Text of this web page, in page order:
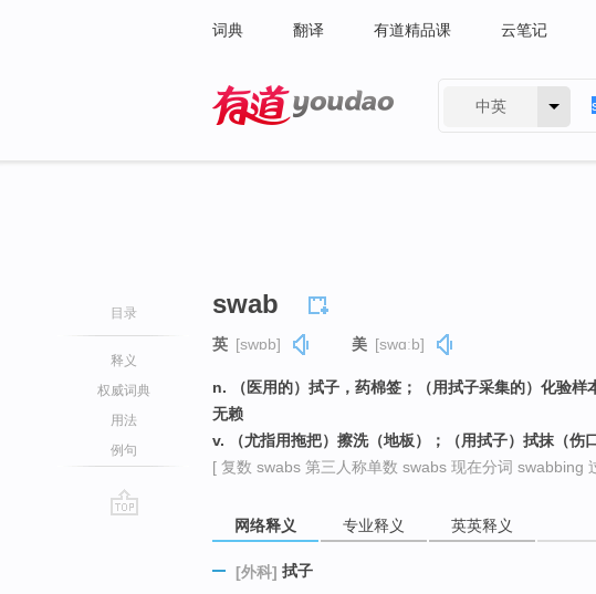
词典 翻译 有道精品课 云笔记
中英
目录
释义
权威词典
用法
例句
swab
英 [swɒb] 美 [swɑːb]
n. （医用的）拭子，药棉签；（用拭子采集的）化验
无赖
v. （尤指用拖把）擦洗（地板）；（用拭子）拭抹（伤
[ 复数 swabs 第三人称单数 swabs 现在分词 swabbing
网络释义 专业释义 英英释义
[外科] 拭子